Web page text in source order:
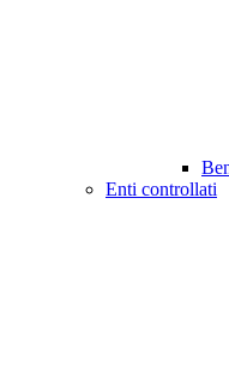
Enti controllati